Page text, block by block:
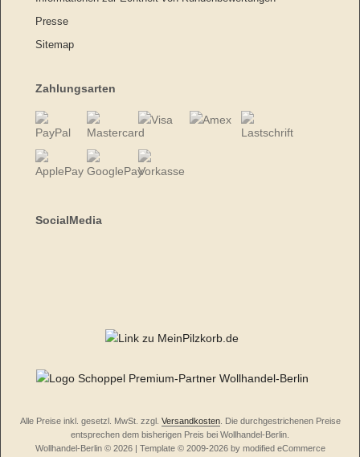
Presse
Sitemap
Zahlungsarten
SocialMedia
Alle Preise inkl. gesetzl. MwSt. zzgl. Versandkosten. Die durchgestrichenen Preise
entsprechen dem bisherigen Preis bei Wollhandel-Berlin.
Wollhandel-Berlin © 2026 | Template © 2009-2026 by modified eCommerce